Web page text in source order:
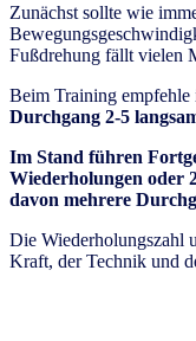
Zunächst sollte wie
Fußdrehung fällt vielen
Beim Training empfehle
Durchgang 2-5
Im Stand führen
Wiederholungen oder
davon mehrere
Die Wiederholungszahl
Kraft, der Technik und